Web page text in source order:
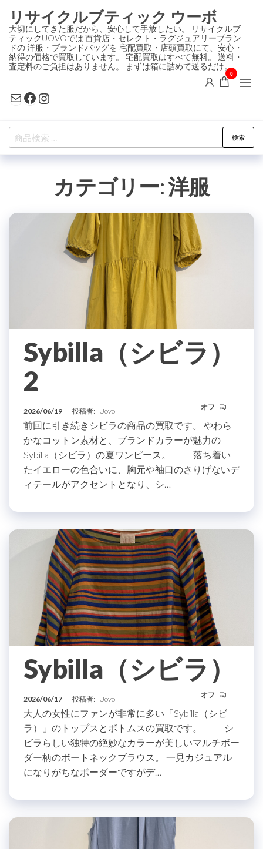
ン
テ
ン
ツ
プ
リサイクルブティック ウーボ
大切にしてきた服だから、安心して手放したい。 リサイクルブ
ティックUOVOでは 百貨店・セレクト・ラグジュアリーブラン
ドの 洋服・ブランドバッグを 宅配買取・店頭買取にて、安心・
納得の価格で買取しています。 宅配買取はすべて無料。 送料・
査定料のご負担はありません。 まずは箱に詰めて送るだけ。
MailFacebook
Instagram
0
検
索
検索
カテゴリー:洋服
Sybilla（シビラ）
2
2026/06/19 投稿者: Uovo オフ
前回に引き続きシビラの商品の買取です。 やわら
かなコットン素材と、ブランドカラーが魅力の
Sybilla（シビラ）の夏ワンピース。 落ち着い
たイエローの色合いに、胸元や袖口のさりげないデ
ィテールがアクセントとなり、シ…
Sybilla（シビラ）
2026/06/17 投稿者: Uovo オフ
大人の女性にファンが非常に多い「Sybilla（シビ
ラ）」のトップスとボトムスの買取です。 シ
ビラらしい独特の絶妙なカラーが美しいマルチボー
ダー柄のボートネックブラウス。 一見カジュアル
になりがちなボーダーですがデ…